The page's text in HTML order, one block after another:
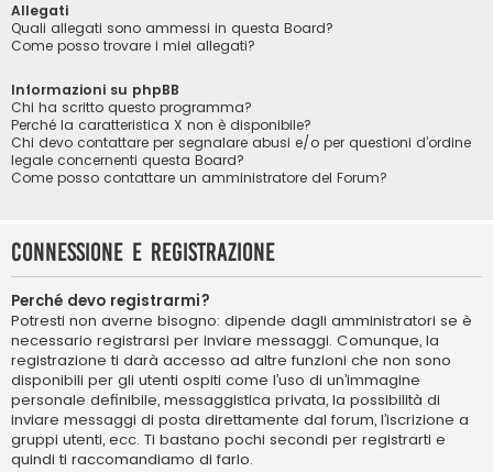
Allegati
Quali allegati sono ammessi in questa Board?
Come posso trovare i miei allegati?
Informazioni su phpBB
Chi ha scritto questo programma?
Perché la caratteristica X non è disponibile?
Chi devo contattare per segnalare abusi e/o per questioni d’ordine
legale concernenti questa Board?
Come posso contattare un amministratore del Forum?
Connessione e registrazione
Perché devo registrarmi?
Potresti non averne bisogno: dipende dagli amministratori se è
necessario registrarsi per inviare messaggi. Comunque, la
registrazione ti darà accesso ad altre funzioni che non sono
disponibili per gli utenti ospiti come l’uso di un’immagine
personale definibile, messaggistica privata, la possibilità di
inviare messaggi di posta direttamente dal forum, l’iscrizione a
gruppi utenti, ecc. Ti bastano pochi secondi per registrarti e
quindi ti raccomandiamo di farlo.